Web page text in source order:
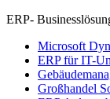
ERP-
Microsoft
ERP für IT-
Großhandel